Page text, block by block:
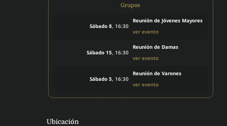
Grupos
Sábado 8, 16:30
Reunión de Jóvenes Mayores
ver evento
Sábado 15, 16:30
Reunión de Damas
ver evento
Sábado 5, 16:30
Reunión de Varones
ver evento
Ubicación